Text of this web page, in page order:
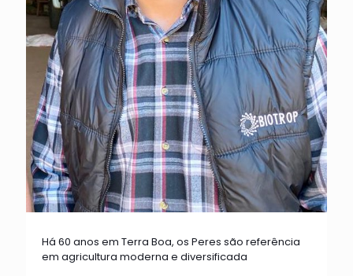
Há 60 anos em Terra Boa, os Peres são referência
em agricultura moderna e diversificada